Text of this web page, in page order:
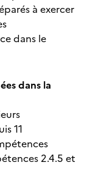
à exercer
dans le
dans la
11
2.4.5 et